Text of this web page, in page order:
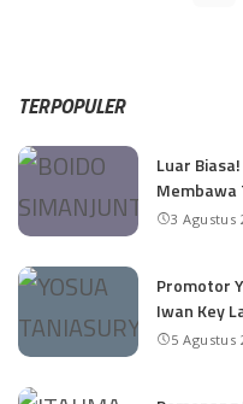
TERPOPULER
Luar
Membawa
3 Agustus
Promotor
Iwan Key
5 Agustus